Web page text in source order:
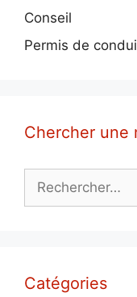
Conseil
Permis de
Chercher une
Catégories